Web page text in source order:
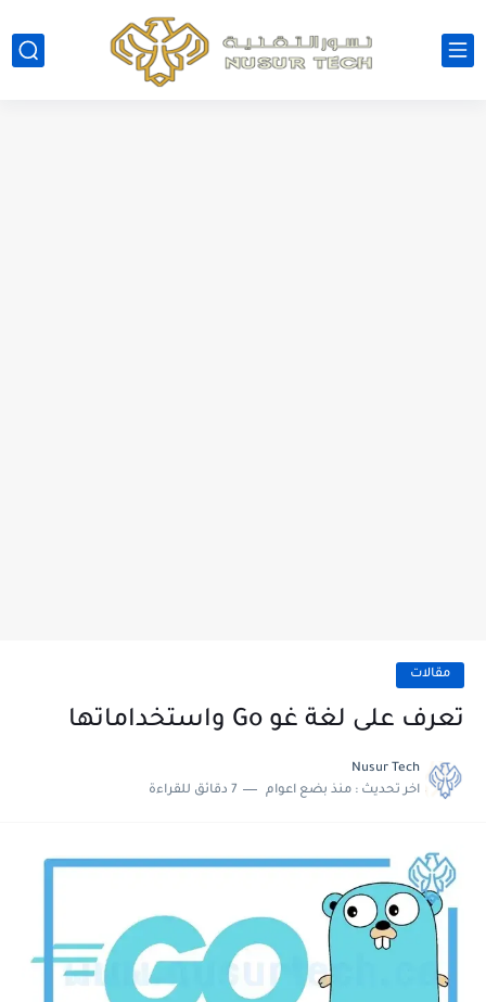
مقالات
تعرف على لغة غو Go واستخداماتها
Nusur Tech
اخر تحديث : منذ بضع اعوام 7 دقائق للقراءة